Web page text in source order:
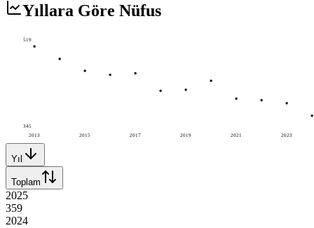
Yıllara Göre Nüfus
2013 2015 2017 2019 2021 2023
519
345
Yıl
Toplam
2025
359
2024